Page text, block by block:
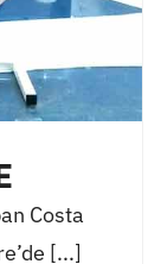
Costa
[...]